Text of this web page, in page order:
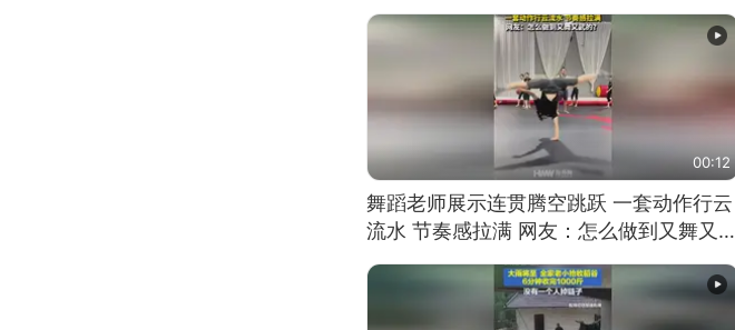
00:12
舞蹈老师展示连贯腾空跳跃 一套动作行云
流水 节奏感拉满 网友：怎么做到又舞又武